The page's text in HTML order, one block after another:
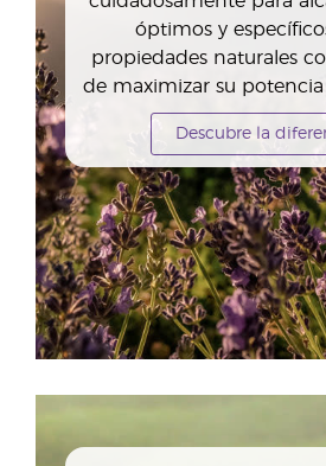
óptimos y
propiedades naturales
de maximizar su
Descubre la